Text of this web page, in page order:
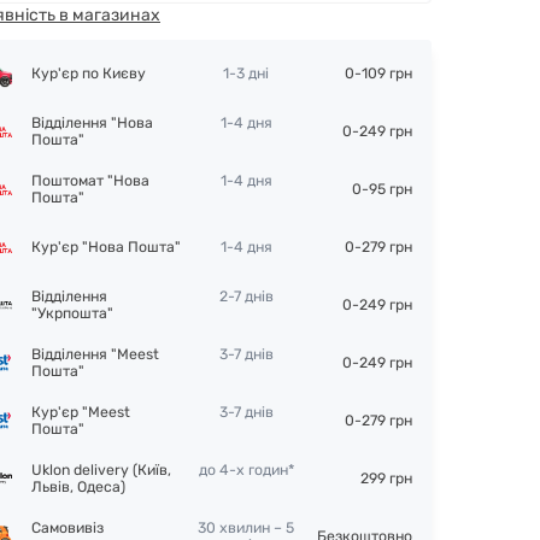
в магазинах
Кур'єр по Києву 1-3 дні 0-109 грн
Відділення "Нова
Пошта"
1-4 дня 0-249 грн
Поштомат "Нова
Пошта"
1-4 дня 0-95 грн
Кур'єр "Нова Пошта" 1-4 дня 0-279 грн
Відділення
"Укрпошта"
2-7 днів 0-249 грн
Відділення "Meest
Пошта"
3-7 днів 0-249 грн
Кур'єр "Meest
Пошта"
3-7 днів 0-279 грн
Uklon delivery (Київ,
Львів, Одеса)
до 4-х годин* 299 грн
Самовивіз
30 хвилин – 5
Безкоштовно